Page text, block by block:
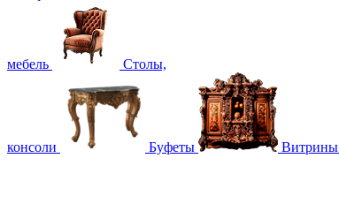
мебель Столы,
консоли Буфеты Витрины